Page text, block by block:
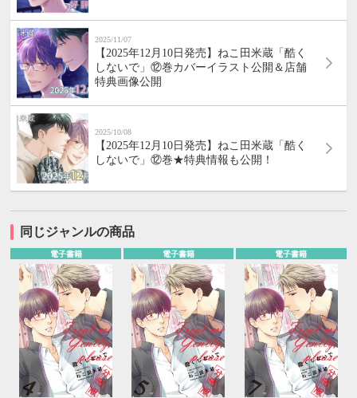
2025/11/07
【2025年12月10日発売】ねこ田米蔵「酷く
しないで」⑫巻カバーイラスト公開＆店舗
特典画像公開
2025/10/08
【2025年12月10日発売】ねこ田米蔵「酷く
しないで」⑫巻★特典情報も公開！
同じジャンルの商品
電子書籍 電子書籍 電子書籍